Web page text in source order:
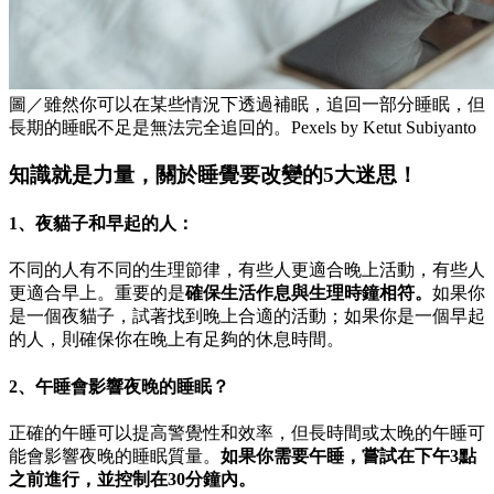
圖／雖然你可以在某些情況下透過補眠，追回一部分睡眠，但
長期的睡眠不足是無法完全追回的。Pexels by Ketut Subiyanto
知識就是力量，關於睡覺要改變的5大迷思！
1、夜貓子和早起的人：
不同的人有不同的生理節律，有些人更適合晚上活動，有些人
更適合早上。重要的是確保生活作息與生理時鐘相符。 如果你
是一個夜貓子，試著找到晚上合適的活動；如果你是一個早起
的人，則確保你在晚上有足夠的休息時間。
2、午睡會影響夜晚的睡眠？
正確的午睡可以提高警覺性和效率，但長時間或太晚的午睡可
能會影響夜晚的睡眠質量。 如果你需要午睡，嘗試在下午3點
之前進行，並控制在30分鐘內。